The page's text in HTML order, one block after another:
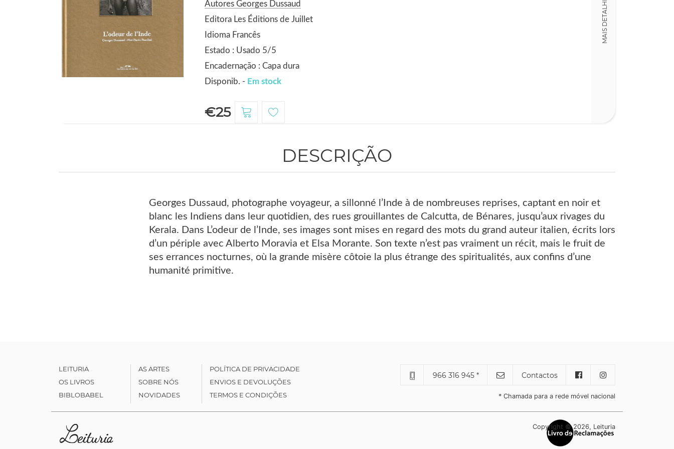
Autores Georges Dussaud
Editora Les Éditions de Juillet
Idioma Francês
Estado : Usado 5/5
Encadernação : Capa dura
Disponib. - Em stock
€25
MAIS DETALHES
DESCRIÇÃO
Georges Dussaud, photographe voyageur, a sillonné l’Inde à de nombreuses reprises, captant en noir et
blanc les Indiens dans leur quotidien, des rues grouillantes de Calcutta, de Bénares, jusqu’aux rivages du
Kerala. Dans L’odeur de l’Inde, ses images sont mises en regard des mots du grand auteur italien, écrits lors
d’un périple avec Alberto Moravia et Elsa Morante. Son texte n’est pas vraiment un récit, mais le fruit de
ses errances nocturnes, où la grande misère côtoie la plus étrange des spiritualités, aux confins d’une
humanité primitive.
LEITURIA
OS LIVROS
BIBLOBABEL
AS ARTES
SOBRE NÓS
NOVIDADES
POLÍTICA DE PRIVACIDADE
ENVIOS E DEVOLUÇÕES
TERMOS E CONDIÇÕES
966 316 945 * Contactos
* Chamada para a rede móvel nacional
Copyright © 2026, Leituria